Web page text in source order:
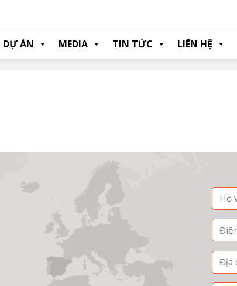
DỰ ÁN MEDIA TIN TỨC LIÊN HỆ